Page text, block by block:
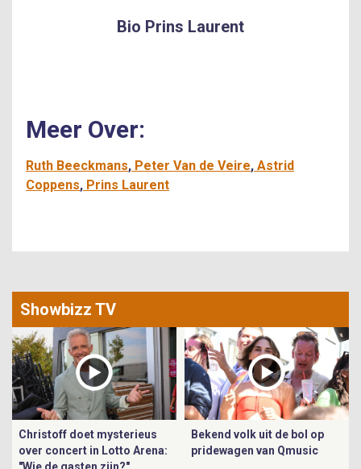
Bio Prins Laurent
Meer Over:
Ruth Beeckmans Peter Van de Veire Astrid
Coppens Prins Laurent
Showbizz TV
Christoff doet mysterieus
over concert in Lotto Arena:
"Wie de gasten zijn?"
Bekend volk uit de bol op
pridewagen van Qmusic